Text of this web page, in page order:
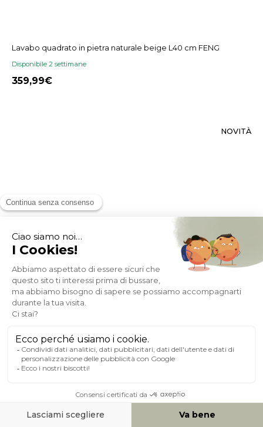
Lavabo quadrato in pietra naturale beige L40 cm FENG
Disponibile 2 settimane
359,99
NOVITÀ
Mobile da bagno in legno massello di teak e corda intrecciata
L120 cm MOSSA